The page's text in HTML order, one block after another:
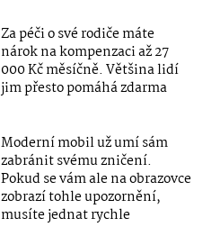
Za péči o své rodiče máte
nárok na kompenzaci až 27
000 Kč měsíčně. Většina lidí
jim přesto pomáhá zdarma
Moderní mobil už umí sám
zabránit svému zničení.
Pokud se vám ale na obrazovce
zobrazí tohle upozornění,
musíte jednat rychle